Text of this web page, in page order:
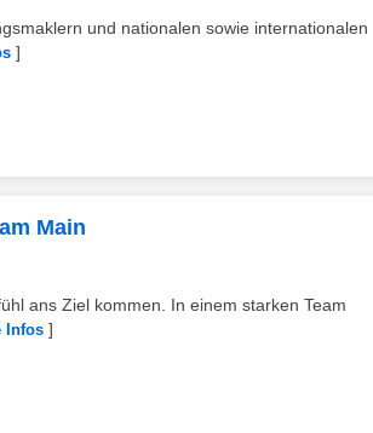
und nationalen sowie internationalen
]
Main
ans Ziel kommen. In einem starken Team
Infos ]